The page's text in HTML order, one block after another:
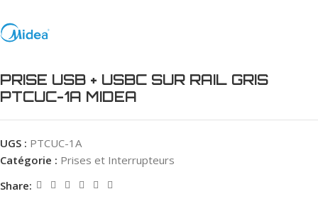
PRISE USB + USBC SUR RAIL GRIS
PTCUC-1A MIDEA
UGS : PTCUC-1A
Catégorie : Prises et Interrupteurs
Share: